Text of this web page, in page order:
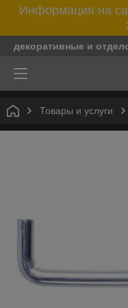
Информация на
декоративные и
Товары и услуги